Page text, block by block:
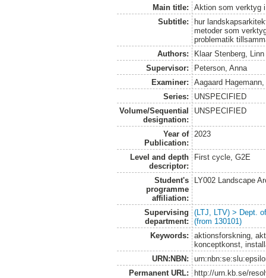
Main title:
Aktion som verktyg
Subtitle:
hur
metoder som
problematik
Authors:
Klaar Stenberg, Linn
Supervisor:
Peterson, Anna
Examiner:
Aagaard
Series:
UNSPECIFIED
Volume/Sequential
designation:
UNSPECIFIED
Year of
Publication:
2023
Level and depth
descriptor:
First cycle, G2E
Student's
programme
affiliation:
LY002 Landscape
Supervising
department:
(LTJ, LTV) > Dept.
(from 130101)
Keywords:
aktionsforskning,
konceptkonst,
URN:NBN:
Permanent URL:
http://urn.kb.se/